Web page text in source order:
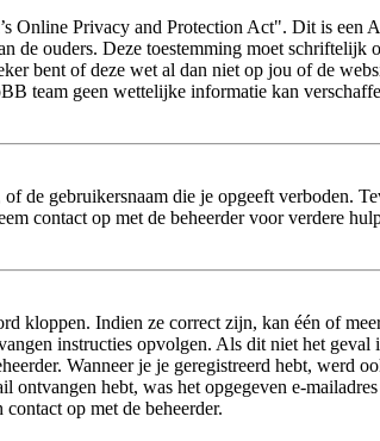
Online Privacy and Protection Act". Dit is een
de ouders. Deze toestemming moet
bent of deze wet al dan niet op jou of de
team geen wettelijke informatie kan
de gebruikersnaam die je opgeeft verboden.
contact op met de beheerder voor verdere
kloppen. Indien ze correct zijn, kan één of
instructies opvolgen. Als dit niet het
Wanneer je je geregistreerd hebt, werd
ontvangen hebt, was het opgegeven e-
op met de beheerder.